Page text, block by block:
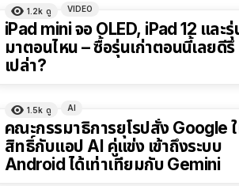
1.2k ดู VIDEO
iPad mini จอ OLED, iPad 12 และ
มาตอนไหน – ซื้อรุ่นเก่าตอนนี้เลยดีรึ
เปล่า?
1.5k ดู AI
คณะกรรมาธิการยุโรปสั่ง Google
สิทธิ์กับแอป AI คู่แข่ง เข้าถึงระบบ
Android ได้เท่าเทียมกับ Gemini